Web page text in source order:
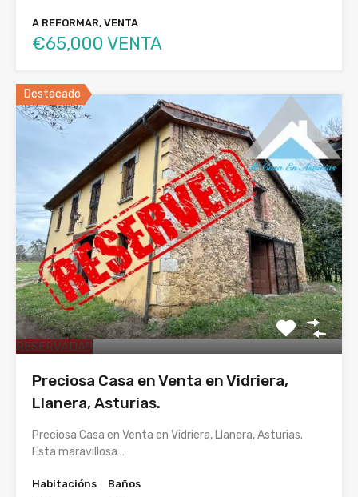
A REFORMAR, VENTA
€65,000 VENTA
Destacado
RESERVADA!!!
Preciosa Casa en Venta en Vidriera,
Llanera, Asturias.
Preciosa Casa en Venta en Vidriera, Llanera, Asturias.
Esta maravillosa…
Habitacións
Baños